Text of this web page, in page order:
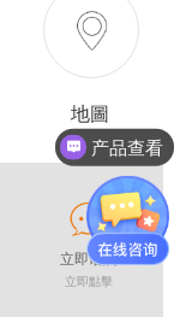
地圖
立即谘詢
立即點擊
产品查看